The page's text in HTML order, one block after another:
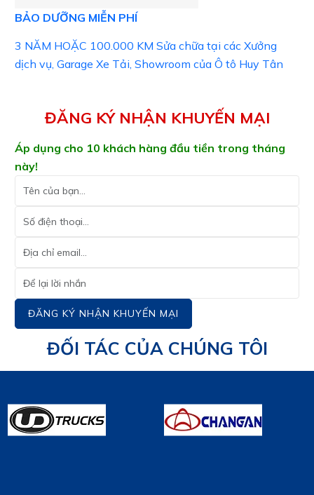
BẢO DƯỠNG MIỄN PHÍ
3 NĂM HOẶC 100.000 KM Sửa chữa tại các Xưởng
dịch vụ, Garage Xe Tải, Showroom của Ô tô Huy Tân
ĐĂNG KÝ NHẬN KHUYẾN MẠI
Áp dụng cho 10 khách hàng đầu tiền trong tháng
này!
ĐĂNG KÝ NHẬN KHUYẾN MẠI
ĐỐI TÁC CỦA CHÚNG TÔI